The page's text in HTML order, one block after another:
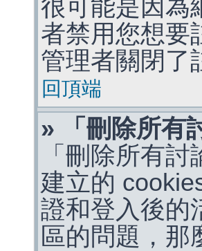
很可能是因為
者禁用您想要
管理者關閉了
回頂端
» 「刪除所有
「刪除所有
建立的
證和登入後的
區的問題，